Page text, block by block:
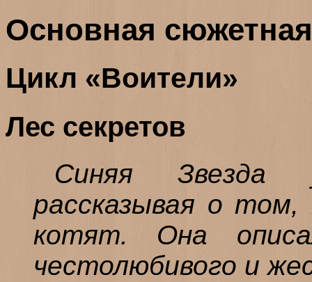
Основная
Цикл «Воители»
Лес секретов
Синяя Звезда
рассказывая о том,
котят. Она
честолюбивого и